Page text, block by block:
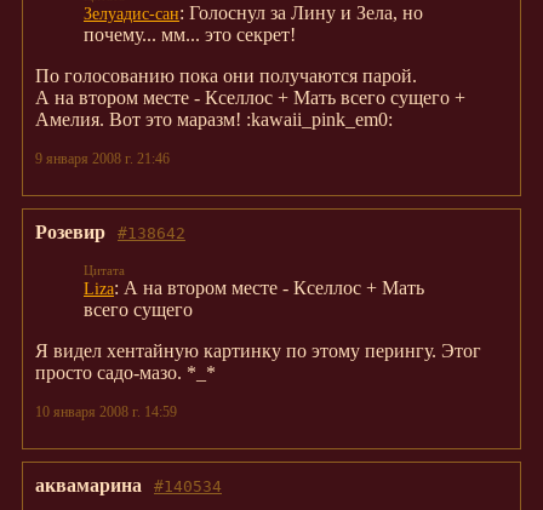
Зелуадис-сан: Голоснул за Лину и Зела, но
почему... мм... это секрет!
По голосованию пока они получаются парой.
А на втором месте - Кселлос + Мать всего сущего +
Амелия. Вот это маразм! :kawaii_pink_em0:
9 января 2008 г. 21:46
#138642
Розевир
Liza: А на втором месте - Кселлос + Мать
всего сущего
Я видел хентайную картинку по этому перингу. Этог
просто садо-мазо. *_*
10 января 2008 г. 14:59
#140534
аквамарина